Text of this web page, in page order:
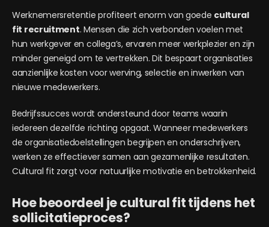
Werknemersretentie profiteert enorm van goede cultural
fit recruitment. Mensen die zich verbonden voelen met
hun werkgever en collega’s, ervaren meer werkplezier en zijn
minder geneigd om te vertrekken. Dit bespaart organisaties
aanzienlijke kosten voor werving, selectie en inwerken van
nieuwe medewerkers.
Bedrijfssucces wordt ondersteund door teams waarin
iedereen dezelfde richting opgaat. Wanneer medewerkers
de organisatiedoelstellingen begrijpen en onderschrijven,
werken ze effectiever samen aan gezamenlijke resultaten.
Cultural fit zorgt voor natuurlijke motivatie en betrokkenheid.
Hoe beoordeel je cultural fit tijdens het
sollicitatieproces?